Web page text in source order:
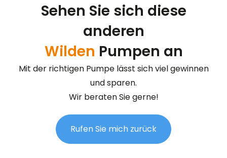
Sehen Sie sich diese
anderen
Wilden Pumpen an
Mit der richtigen Pumpe lässt sich viel gewinnen
und sparen.
Wir beraten Sie gerne!
Rufen Sie mich zurück